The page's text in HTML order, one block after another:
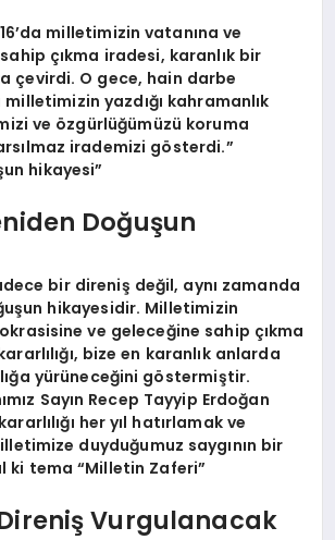
milletimizin vatanına ve
sahip çıkma iradesi, karanlık bir
çevirdi. O gece, hain darbe
yazdığı kahramanlık
ve özgürlüğümüzü koruma
irademizi gösterdi.”
hikayesi”
Doğuşun
bir direniş değil, aynı zamanda
hikayesidir. Milletimizin
ve geleceğine sahip çıkma
bize en karanlık anlarda
yürüneceğini göstermiştir.
Sayın Recep Tayyip Erdoğan
her yıl hatırlamak ve
duyduğumuz saygının bir
ki tema “Milletin Zaferi”
Vurgulanacak